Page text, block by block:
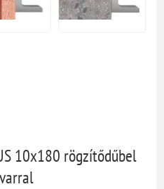
10x180 rögzítődűbel